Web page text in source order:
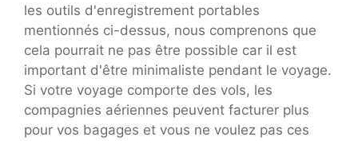
les outils d'enregistrement portables
mentionnés ci-dessus, nous comprenons que
cela pourrait ne pas être possible car il est
important d'être minimaliste pendant le voyage.
Si votre voyage comporte des vols, les
compagnies aériennes peuvent facturer plus
pour vos bagages et vous ne voulez pas ces